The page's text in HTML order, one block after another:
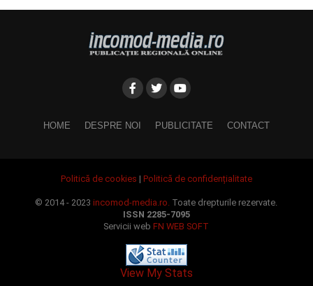
HOME DESPRE NOI PUBLICITATE CONTACT
Politică de cookies | Politică de confidențialitate
© 2014 - 2023incomod-media.ro. Toate drepturile rezervate.
ISSN 2285-7095
Servicii webFN WEB SOFT
View My Stats